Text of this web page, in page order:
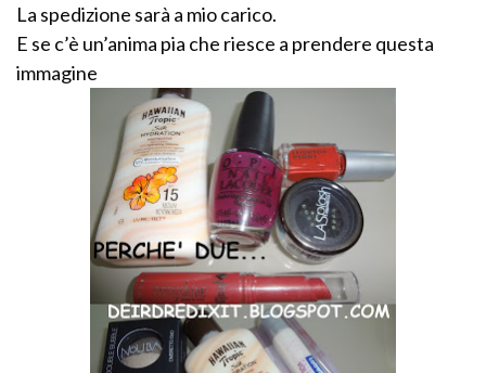
La spedizione sarà a mio carico.
E se c’è un’anima pia che riesce a prendere questa
immagine